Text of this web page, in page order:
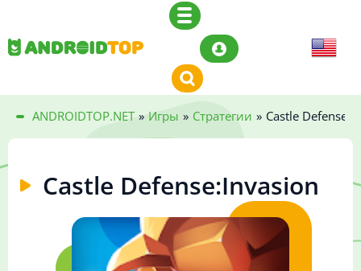
ANDROIDTOP.NET » Игры » Стратегии » Castle
Castle Defense:Invasion